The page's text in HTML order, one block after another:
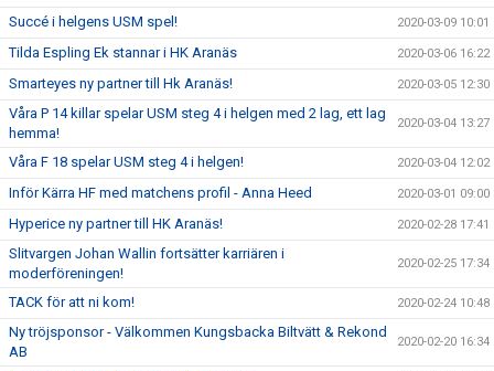
Succé i helgens USM spel! 2020-03-09 10:01
Tilda Espling Ek stannar i HK Aranäs 2020-03-06 16:22
Smarteyes ny partner till Hk Aranäs! 2020-03-05 12:30
Våra P 14 killar spelar USM steg 4 i helgen med 2 lag, ett lag
hemma!
2020-03-04 13:27
Våra F 18 spelar USM steg 4 i helgen! 2020-03-04 12:02
Inför Kärra HF med matchens profil - Anna Heed 2020-03-01 09:00
Hyperice ny partner till HK Aranäs! 2020-02-28 17:41
Slitvargen Johan Wallin fortsätter karriären i
moderföreningen!
2020-02-25 17:34
TACK för att ni kom! 2020-02-24 10:48
Ny tröjsponsor - Välkommen Kungsbacka Biltvätt & Rekond
AB
2020-02-20 16:34